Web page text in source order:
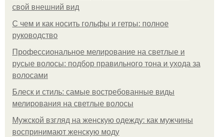
свой внешний вид
С чем и как носить гольфы и гетры: полное
руководство
Профессиональное мелирование на светлые и
русые волосы: подбор правильного тона и ухода за
волосами
Блеск и стиль: самые востребованные виды
мелирования на светлые волосы
Мужской взгляд на женскую одежду: как мужчины
воспринимают женскую моду